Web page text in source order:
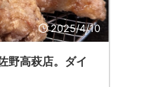
2025/4/10
野高萩店。ダイ